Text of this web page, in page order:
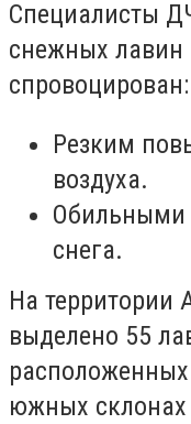
Специалисты
снежных
спровоцирован:
Резким
воздуха.
Обильными
снега.
На территории
выделено 55
южных склонах